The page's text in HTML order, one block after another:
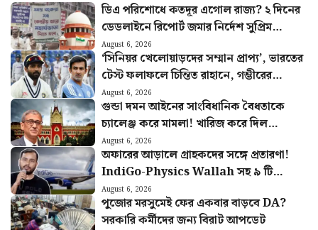
ডিএ পরিশোধে কতদূর এগোল রাজ্য? ২ দিনের
ডেডলাইনে রিপোর্ট জমার নির্দেশ সুপ্রিম
কোর্টের
August 6, 2026
‘সিনিয়র খেলোয়াড়দের সম্মান প্রাপ্য’, ভারতের
টেস্ট ফলাফলে চিন্তিত রাহানে, গম্ভীরের
উদ্দেশ্যে বিশেষ পরামর্শ
August 6, 2026
গুন্ডা দমন আইনের সাংবিধানিক বৈধতাকে
চ্যালেঞ্জ করে মামলা! খারিজ করে দিল
হাইকোর্ট
August 6, 2026
অফারের আড়ালে গ্রাহকদের সঙ্গে প্রতারণা!
IndiGo-Physics Wallah সহ ৯ টি
সংস্থাকে জরিমানা কেন্দ্রের
August 6, 2026
পুজোর মরসুমেই ফের একবার বাড়বে DA?
সরকারি কর্মীদের জন্য বিরাট আপডেট